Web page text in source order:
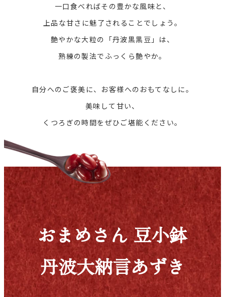
一口食べればその豊かな風味と、
上品な甘さに魅了されることでしょう。
艶やかな大粒の「丹波黒黒豆」は、
熟練の製法でふっくら艶やか。
自分へのご褒美に、お客様へのおもてなしに。
美味して甘い、
くつろぎの時間をぜひご堪能ください。
おまめさん 豆小鉢
丹波大納言あずき